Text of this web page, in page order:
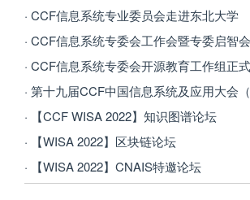
· CCF信息系统专业委员会走进东北大学
· CCF信息系统专委会开源教育工作组正
· 【CCF WISA 2022】知识图谱论坛
· 【WISA 2022】区块链论坛
· 【WISA 2022】CNAIS特邀论坛